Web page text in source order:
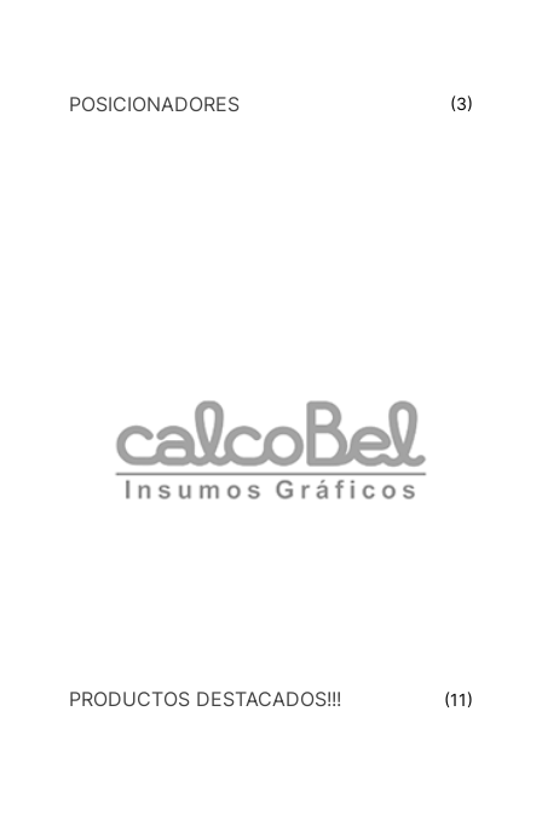
POSICIONADORES (3)
PRODUCTOS DESTACADOS!!! (11)